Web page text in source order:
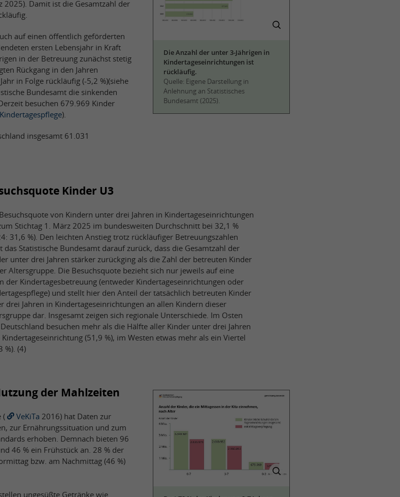
Die Anzahl der unter 3-Jährigen in
Kindertageseinrichtungen ist
rückläufig.
Quelle: Eigene Darstellung in
Anlehnung an Statistisches
Bundesamt (2025).
2025). Damit ist die Gesamtzahl der
auf einen öffentlich geförderten
ersten Lebensjahr in Kraft
in der Betreuung zunächst stetig
Rückgang in den Jahren
in Folge rückläufig (-5,2 %)(siehe
Bundesamt die sinkenden
besuchen 679.969 Kinder
Kindertagespflege).
insgesamt 61.031
Kinder U3
von Kindern unter drei Jahren in Kindertageseinrichtungen
Stichtag 1. März 2025 im bundesweiten Durchschnitt bei 32,1 %
31,6 %). Den leichten Anstieg trotz rückläufiger Betreuungszahlen
das Statistische Bundesamt darauf zurück, dass die Gesamtzahl der
unter drei Jahren stärker zurückging als die Zahl der betreuten Kinder
Altersgruppe. Die Besuchsquote bezieht sich nur jeweils auf eine
der Kindertagesbetreuung (entweder Kindertageseinrichtungen oder
und stellt hier den Anteil der tatsächlich betreuten Kinder
drei Jahren in Kindertageseinrichtungen an allen Kindern dieser
dar. Insgesamt zeigen sich regionale Unterschiede. Im Osten
besuchen mehr als die Hälfte aller Kinder unter drei Jahren
Kindertageseinrichtung (51,9 %), im Westen etwas mehr als ein Viertel
%). (4)
der Mahlzeiten
( VeKiTa 2016) hat Daten zur
zur Ernährungssituation und zum
erhoben. Demnach bieten 96
46 % ein Frühstück an. 28 % der
bzw. am Nachmittag (46 %)
ungesüßte Getränke wie